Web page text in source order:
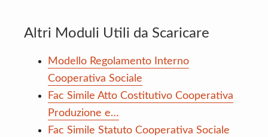
Altri Moduli Utili da Scaricare
Modello Regolamento Interno
Cooperativa Sociale
Fac Simile Atto Costitutivo Cooperativa
Produzione e…
Fac Simile Statuto Cooperativa Sociale